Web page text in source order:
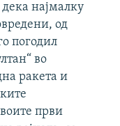
најмалку
од
погодил
во
ракета и
први